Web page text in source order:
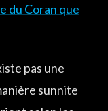
du Coran que
pas une
sunnite